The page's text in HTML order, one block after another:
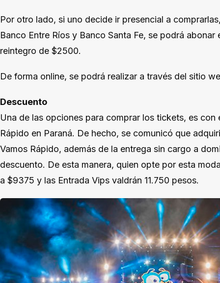
Por otro lado, si uno decide ir presencial a
Banco Entre Ríos y Banco Santa Fe, se podrá
reintegro de $2500.
De forma online, se podrá realizar a través del sitio
Descuento
Una de las opciones para comprar los tickets, es
Rápido en Paraná. De hecho, se comunicó que
Vamos Rápido, además de la entrega sin cargo a
descuento. De esta manera, quien opte por esta
a $9375 y las Entrada Vips valdrán 11.750 pesos.